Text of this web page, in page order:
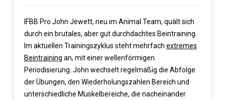
IFBB Pro John Jewett, neu im Animal Team, quält sich
durch ein brutales, aber gut durchdachtes Beintraining.
Im aktuellen Trainingszyklus steht mehrfach extremes
Beintraining an, mit einer wellenförmigen
Periodisierung. John wechselt regelmäßig die Abfolge
der Übungen, den Wiederholungszahlen Bereich und
unterschiedliche Muskelbereiche, die nacheinander